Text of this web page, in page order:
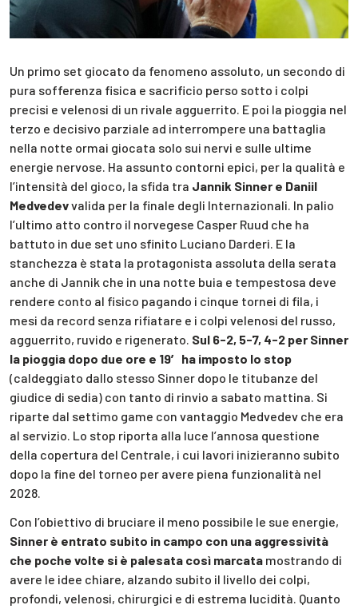
Un primo set giocato da fenomeno assoluto, un secondo di
pura sofferenza fisica e sacrificio perso sotto i colpi
precisi e velenosi di un rivale agguerrito. E poi la pioggia nel
terzo e decisivo parziale ad interrompere una battaglia
nella notte ormai giocata solo sui nervi e sulle ultime
energie nervose. Ha assunto contorni epici, per la qualità e
l’intensità del gioco, la sfida tra Jannik Sinner e Daniil
Medvedevvalida per la finale degli Internazionali. In palio
l’ultimo atto contro il norvegese Casper Ruud che ha
battuto in due set uno sfinito Luciano Darderi. E la
stanchezza è stata la protagonista assoluta della serata
anche di Jannik che in una notte buia e tempestosa deve
rendere conto al fisico pagando i cinque tornei di fila, i
mesi da record senza rifiatare e i colpi velenosi del russo,
agguerrito, ruvido e rigenerato. Sul 6-2, 5-7, 4-2 per Sinner
la pioggia dopo due ore e 19′ ha imposto lo stop
(caldeggiato dallo stesso Sinner dopo le titubanze del
giudice di sedia) con tanto di rinvio a sabato mattina. Si
riparte dal settimo game con vantaggio Medvedev che era
al servizio. Lo stop riporta alla luce l’annosa questione
della copertura del Centrale, i cui lavori inizieranno subito
dopo la fine del torneo per avere piena funzionalità nel
2028.
Con l’obiettivo di bruciare il meno possibile le sue energie,
Sinner è entrato subito in campo con una aggressività
che poche volte si è palesata così marcata mostrando di
avere le idee chiare, alzando subito il livello dei colpi,
profondi, velenosi, chirurgici e di estrema lucidità. Quanto